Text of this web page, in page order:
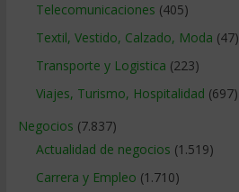
Telecomunicaciones (405)
Textil, Vestido, Calzado, Moda (47)
Transporte y Logistica (223)
Viajes, Turismo, Hospitalidad (697)
Negocios (7.837)
Actualidad de negocios (1.519)
Carrera y Empleo (1.710)